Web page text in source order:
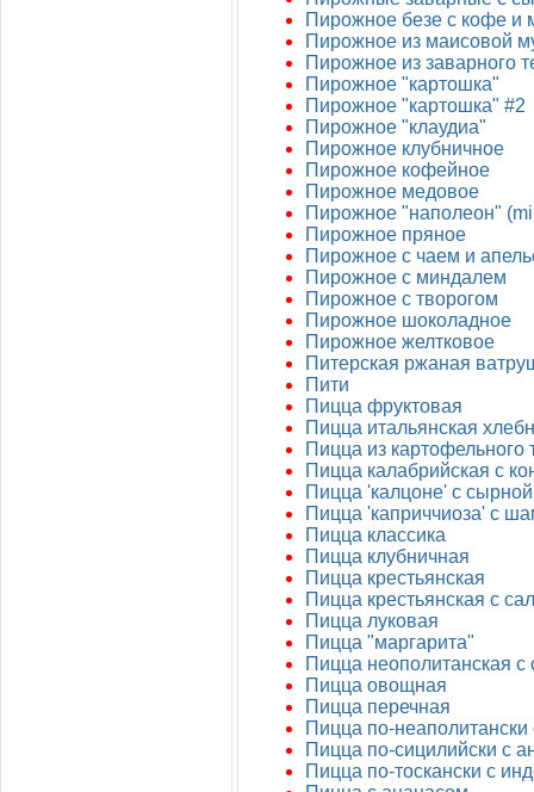
Пирожное безе с кофе и
Пирожное из маисовой
Пирожное из заварного
Пирожное "картошка"
Пирожное "картошка" #2
Пирожное "клаудиа"
Пирожное клубничное
Пирожное кофейное
Пирожное медовое
Пирожное "наполеон"
Пирожное пряное
Пирожное с чаем и
Пирожное с миндалем
Пирожное с творогом
Пирожное шоколадное
Пирожное желтковое
Питерская ржаная
Пити
Пицца фруктовая
Пицца итальянская
Пицца из картофельного
Пицца калабрийская с
Пицца 'калцоне' с
Пицца 'каприччиоза' с
Пицца классика
Пицца клубничная
Пицца крестьянская
Пицца крестьянская с
Пицца луковая
Пицца "маргарита"
Пицца неополитанская с
Пицца овощная
Пицца перечная
Пицца по-
Пицца по-сицилийски с
Пицца по-тоскански с